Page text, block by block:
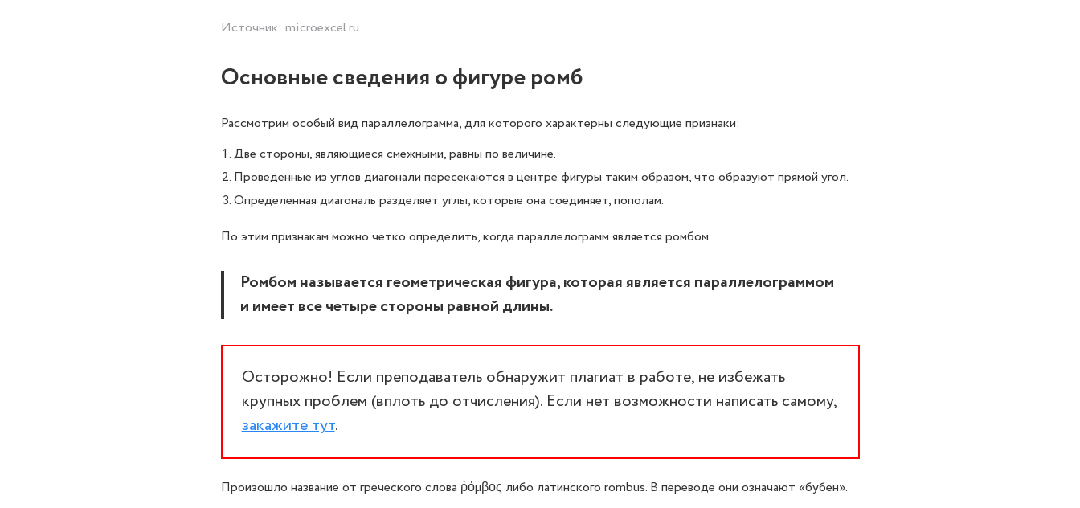
Источник: microexcel.ru
Основные сведения о фигуре ромб
Рассмотрим особый вид параллелограмма, для которого характерны следующие признаки:
Две стороны, являющиеся смежными, равны по величине.
Проведенные из углов диагонали пересекаются в центре фигуры таким образом, что образуют прямой угол.
Определенная диагональ разделяет углы, которые она соединяет, пополам.
По этим признакам можно четко определить, когда параллелограмм является ромбом.
Ромбом называется геометрическая фигура, которая является параллелограммом
и имеет все четыре стороны равной длины.
Осторожно! Если преподаватель обнаружит плагиат в работе, не избежать
крупных проблем (вплоть до отчисления). Если нет возможности написать самому,
закажите тут.
Произошло название от греческого слова ῥόμβος либо латинского rombus. В переводе они означают «бубен».